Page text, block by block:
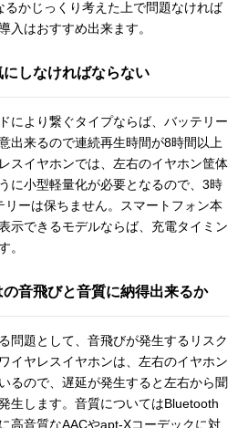
るかじっくり考えた上で問題なければ
入はおすすめ出来ます。
しなければならない
により繋ぐタイプならば、バッテリー
出来るので連続再生時間が8時間以上
スイヤホンでは、左右のイヤホン筐体
に小型軽量化が必要となるので、3時
ーは保ちません。スマートフォン本
示できるモデルならば、充電タイミン
。
音飛びと音質に納得出来るか
問題として、音飛びが発生するリスク
イヤレスイヤホンは、左右のイヤホン
るので、遅延が発生すると左右から聞
生します。音質についてはBluetooth
高音質なAACやapt-Xコーデックに対